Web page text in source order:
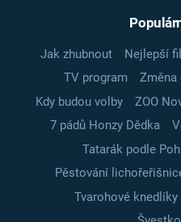
Jak zhubnout Nejlepší
TV program
Změna
Kdy budou volby
ZOO
7 pádů Honzy Dědka
Tatarák podle
Pěstování
Tvarohové knedlíky